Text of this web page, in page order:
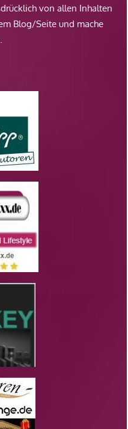
von allen Inhalten
Blog/Seite und mache